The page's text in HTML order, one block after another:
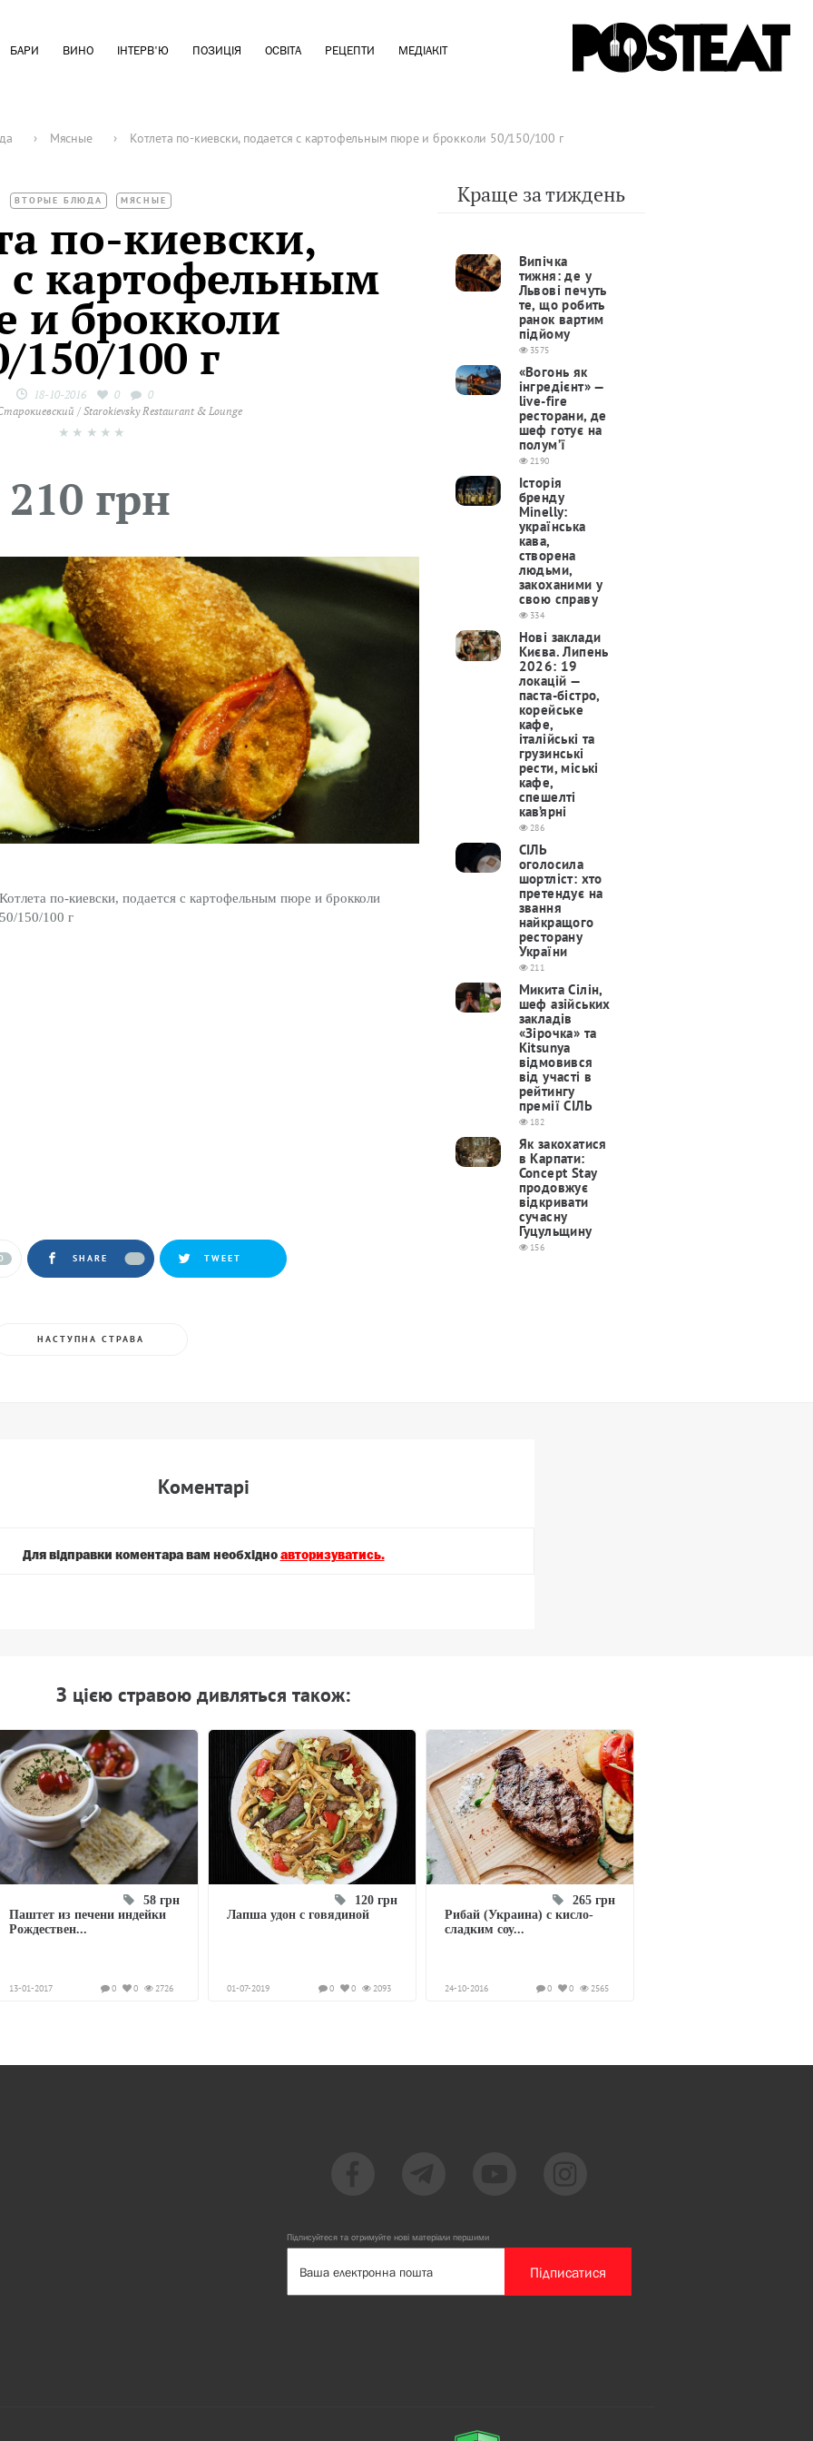
БАРИ ВИНО ІНТЕРВ'Ю ПОЗИЦІЯ ОСВІТА РЕЦЕПТИ МЕДІАКІТ
› Мясные › Котлета по-киевски, подается с картофельным пюре и брокколи 50/150/100 г
ВТОРЫЕ БЛЮДА МЯСНЫЕ
по-киевски,
с картофельным
и брокколи
150/100 г
18-10-2016 0
0
/ Starokievsky Restaurant & Lounge
★
★
★
★
★
210 грн
Котлета по-киевски, подается с картофельным пюре и брокколи
50/150/100 г
SHARE TWEET
НАСТУПНА СТРАВА
Краще за тиждень
Випічка
тижня: де у
Львові печуть
те, що робить
ранок вартим
підйому
3575
«Вогонь як
інгредієнт» —
live-fire
ресторани, де
шеф готує на
полум’ї
2190
Історія
бренду
Minelly:
українська
кава,
створена
людьми,
закоханими у
свою справу
334
Нові заклади
Києва. Липень
2026: 19
локацій —
паста-бістро,
корейське
кафе,
італійські та
грузинські
рести, міські
кафе,
спешелті
кав’ярні
286
СІЛЬ
оголосила
шортліст: хто
претендує на
звання
найкращого
ресторану
України
211
Микита Сілін,
шеф азійських
закладів
«Зірочка» та
Kitsunya
відмовився
від участі в
рейтингу
премії СІЛЬ
182
Як закохатися
в Карпати:
Concept Stay
продовжує
відкривати
сучасну
Гуцульщину
156
Коментарi
Для вiдправки коментара вам необхiдно авторизуватись.
З цiєю стравою дивляться також:
58 грн
Паштет из печени индейки
Рождествен...
13-01-2017 2726
0
0
120 грн
Лапша удон с говядиной
01-07-2019 2093
0
0
265 грн
Рибай (Украина) с кисло-
сладким соу...
24-10-2016 2565
0
0
Підписуйтеся та отримуйте нові матеріали першими
Підписатися